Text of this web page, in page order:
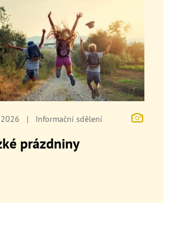
| Informační sdělení
prázdniny